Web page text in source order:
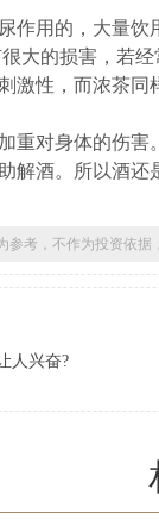
用的，大量饮
大的损害，若
激性，而浓茶
对身体的伤害
解酒。所以酒还
考，不作为投资依
人兴奋?